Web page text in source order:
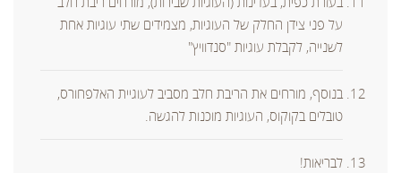
על פני צידן החלק של העוגיות, מצמידים שתי עוגיות אחת
לשנייה, לקבלת עוגיות "סנדוויץ"
בנוסף, מורחים את הריבת חלב מסביב לעוגיית האלפחורס,
טובלים בקוקוס, העוגיות מוכנות להגשה.
לבריאות!